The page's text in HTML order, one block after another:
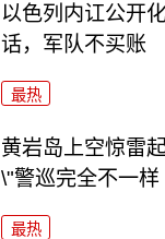
以色列内讧公开
话，军队不买账
最热
黄岩岛上空惊雷
\"警巡完全不一样
最热